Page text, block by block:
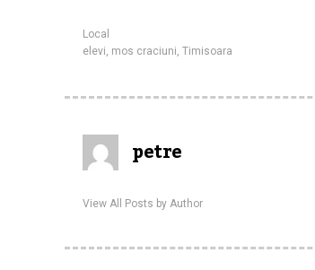
Local
elevi, mos craciuni, Timisoara
petre
View All Posts by Author